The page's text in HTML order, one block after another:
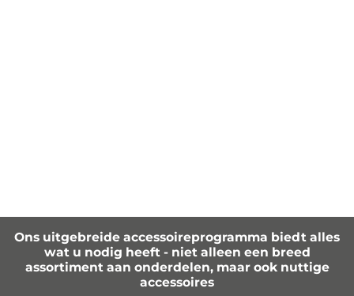
Ons uitgebreide accessoireprogramma biedt alles
wat u nodig heeft - niet alleen een breed
assortiment aan onderdelen, maar ook nuttige
accessoires